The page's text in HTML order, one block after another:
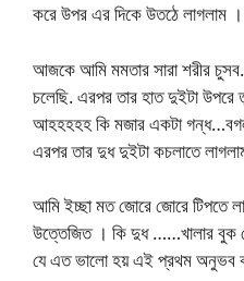
করে উপর এর দিকে উতঠে লাগলাম ।
আজকে আমি মমতার সারা শরীর
চলেছি. এরপর তার হাত দুইটা উপরে
আহহহহহ কি মজার একটা
এরপর তার দুধ দুইটা কচলাতে
আমি ইচ্ছা মত জোরে জোরে টিপতে
উত্তেজিত । কি দুধ ……খালার বুক
যে এত ভালো হয় এই প্রথম